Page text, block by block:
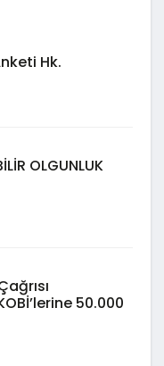
Hk.
OLGUNLUK
50.000